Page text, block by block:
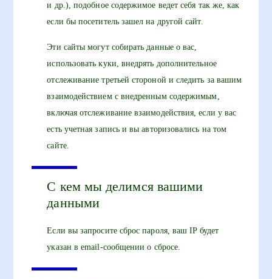
и др.), подобное содержимое ведет себя так же, как
если бы посетитель зашел на другой сайт.
Эти сайты могут собирать данные о вас,
использовать куки, внедрять дополнительное
отслеживание третьей стороной и следить за вашим
взаимодействием с внедренным содержимым,
включая отслеживание взаимодействия, если у вас
есть учетная запись и вы авторизовались на том
сайте.
С кем мы делимся вашими
данными
Если вы запросите сброс пароля, ваш IP будет
указан в email-сообщении о сбросе.